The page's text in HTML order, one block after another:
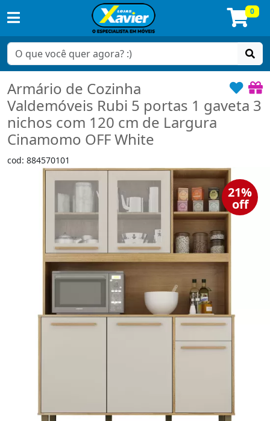
0
Armário de Cozinha
Valdemóveis Rubi 5 portas 1 gaveta 3
nichos com 120 cm de Largura
Cinamomo OFF White
cod: 884570101
21%
off